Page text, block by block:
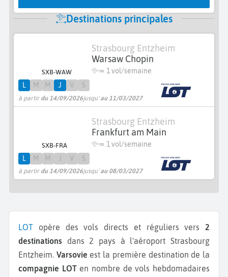
Destinations principales
SXB-WAW
Strasbourg Entzheim
Warsaw Chopin
≃ 1 vol/semaine
à partir du 14/09/2026jusqu'au 11/03/2027
L M M J V S
SXB-FRA
Strasbourg Entzheim
Frankfurt am Main
≃ 1 vol/semaine
à partir du 14/09/2026jusqu'au 08/03/2027
L M M V S
LOT opère des vols directs et réguliers vers 2
destinations dans 2 pays à l'aéroport Strasbourg
Entzheim. Varsovie est la première destination de la
compagnie LOTen nombre de vols hebdomadaires